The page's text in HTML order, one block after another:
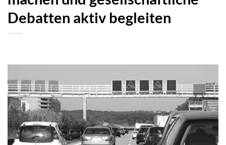
Debatten aktiv begleiten